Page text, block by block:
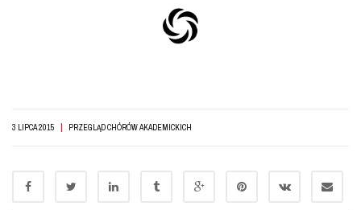
3 LIPCA 2015 | PRZEGLĄD CHÓRÓW AKADEMICKICH